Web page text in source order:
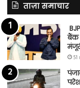
ताज़ा समाचार
बैंक